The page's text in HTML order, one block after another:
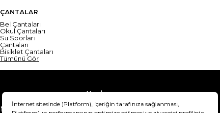
ÇANTALAR
Bel Çantaları
Okul Çantaları
Su Sporları
Çantaları
Bisiklet Çantaları
Tümünü Gör
Yardım
Mesafeli Satış Sözleşmesi
Teslimat Bilgisi